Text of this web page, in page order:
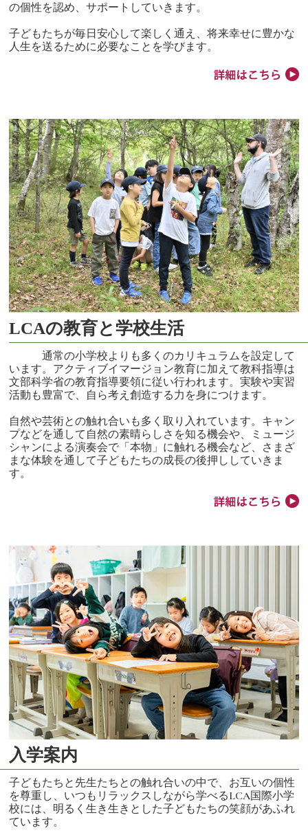
の個性を認め、サポートしていきます。
子どもたちが毎日安心して楽しく通え、将来幸せに豊かな
人生を送るために必要なことを学びます。
LCAの教育と学校生活
通常の小学校よりも多くのカリキュラムを設定して
います。アクティブイマージョン教育に加えて教科指導は
文部科学省の教育指導要領に従い行われます。実験や実習
活動も豊富で、自ら考え創造する力を身につけます。
自然や芸術との触れ合いも多く取り入れています。キャン
プなどを通して自然の素晴らしさを知る機会や、ミュージ
シャンによる演奏会で「本物」に触れる機会など、さまざ
まな体験を通して子どもたちの成長の後押ししていきま
す。
入学案内
子どもたちと先生たちとの触れ合いの中で、お互いの個性
を尊重し、いつもリラックスしながら学べるLCA国際小学
校には、明るく生き生きとした子どもたちの笑顔があふれ
ています。